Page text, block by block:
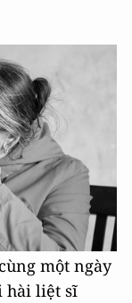
một ngày
hài liệt sĩ